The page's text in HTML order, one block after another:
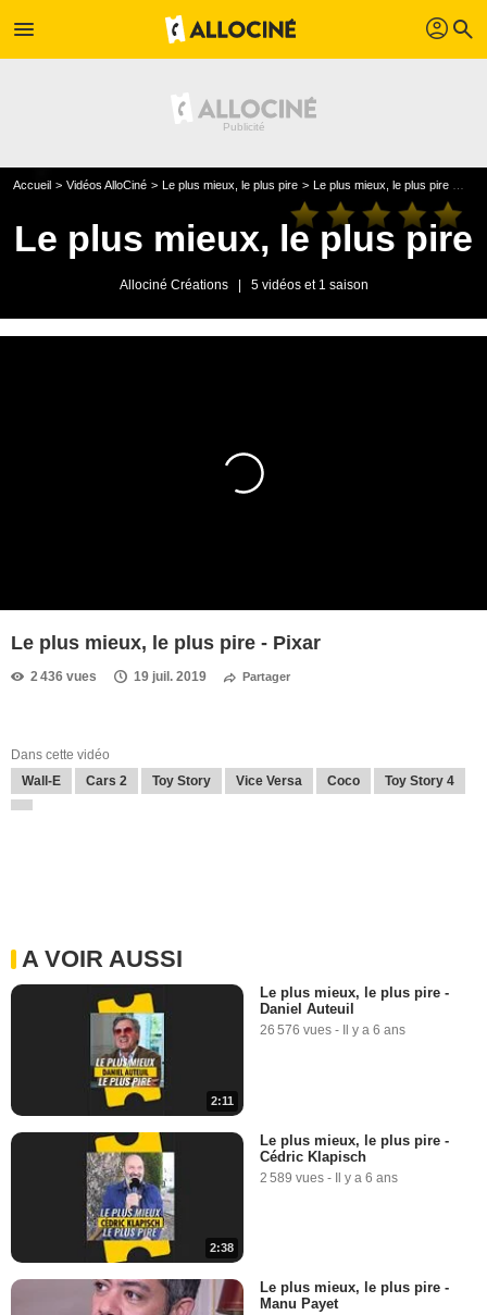
menu profil search
Accueil Vidéos AlloCiné Le plus mieux, le plus pire Le plus mieux, le plus pire saison 1
Le plus mieux, le plus pire
Allociné Créations 5 vidéos et 1 saison
Le plus mieux, le plus pire - Pixar
2 436 vues 19 juil. 2019 Partager
Dans cette vidéo
Wall-E
Cars 2 Toy Story Vice Versa Coco Toy Story 4
A VOIR AUSSI
2:11
Le plus mieux, le plus pire -
Daniel Auteuil
26 576 vues - Il y a 6 ans
2:38
Le plus mieux, le plus pire -
Cédric Klapisch
2 589 vues - Il y a 6 ans
Le plus mieux, le plus pire -
Manu Payet